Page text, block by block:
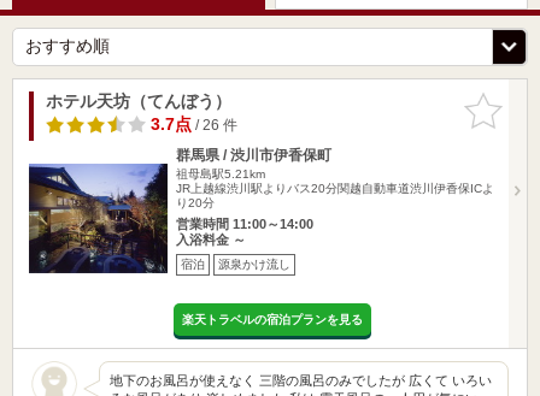
お気に入
りに追加
ホテル天坊（てんぼう）
3.7点/ 26 件
群馬県 / 渋川市伊香保町
祖母島駅5.21km
JR上越線渋川駅よりバス20分関越自動車道渋川伊香保ICよ
り20分
営業時間 11:00～14:00
入浴料金 ～
宿泊 源泉かけ流し
楽天トラベルの宿泊プランを見る
地下のお風呂が使えなく 三階の風呂のみでしたが 広くて いろい